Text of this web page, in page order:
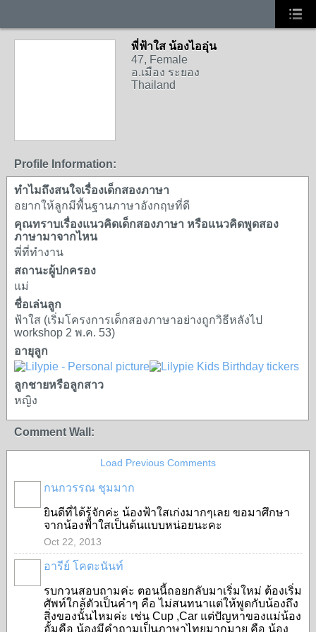
พี่ฟ้าใส น้องไออุ่น
47, Female
อ.เมือง ระยอง
Thailand
Profile Information:
ทำไมถึงสนใจเรื่องเด็กสองภาษา
อยากให้ลูกมีพื้นฐานภาษาอังกฤษที่ดี
คุณทราบเรื่องแนวคิดเด็กสองภาษา หรือแนวคิดพูดสอง
ภาษามาจากไหน
พี่ที่ทำงาน
สถานะผู้ปกครอง
แม่
ชื่อเล่นลูก
ฟ้าใส (เริ่มโครงการเด็กสองภาษาอย่างถูกวิธีหลังไป
workshop 2 พ.ค. 53)
อายุลูก
ลูกชายหรือลูกสาว
หญิง
Comment Wall:
Load Previous Comments
กนกวรรณ ชุมมาก
ยินดีที่ได้รู้จักค่ะ น้องฟ้าใสเก่งมากๆเลย ขอมาศึกษา
จากน้องฟ้าใสเป็นต้นแบบหน่อยนะคะ
Oct 22, 2013
อารีย์ โคตะนันท์
รบกวนสอบถามค่ะ ตอนนี้ถอยกลับมาเริ่มใหม่ ต้องเริ่ม
ศัพท์ใกล้ตัวเป็นคำๆ คือ ไม่สนทนาแต่ให้พูดกับน้องถึง
สิ่งของนั้นไหมค่ะ เช่น Cup ,Car แต่ปัญหาของแม่น้อง
อั้มคือ น้องมีคำถามเป็นภาษาไทยมากมาย คือ น้อง